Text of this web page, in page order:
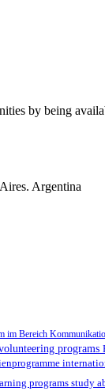
by being
Argentina
im Bereich
programs
programs study